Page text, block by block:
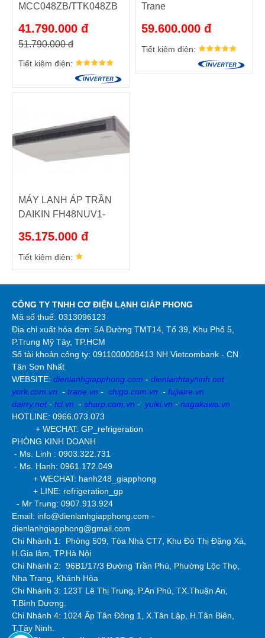
MCC048ZB/TTK048ZB
41.790.000 đ
51.790.000 đ
Tiết kiệm điện:
Trane
59.600.000 đ
Tiết kiệm điện:
MÁY LẠNH ÁP TRẦN
DAIKIN FH48NUV1-
35.175.000 đ
Tiết kiệm điện:
CÔNG TY TNHH CƠ ĐIỆN LẠNH GIÁP PHONG
Mã số thuế: 0313096123
Địa chỉ xuất hóa đơn: 5A Đường TMT14, Tổ 39, Khu Phố 5,
P.Trung Mỹ Tây, TP.HCM
Số tài khoản công ty: 0911000008413 NH Vietcombank - CN
Tân Sơn Nhất
WEBSITE: dienlanhgiapphong.com - dienlanhtayninh.net
york.com.vn - trane.vn - chigo.com.vn - fujiaire.vn
dairry.net- tcl.vn - sharp.com.vn - yuiki.vn - nagakawa.vn
HOTLINE: 0966.073.073
+ WECHAT: GP_refrigeration
PHÒNG KINH DOANH
- Ms. Linh : 0903.322.731
- Ms. Hạnh: 0961.172.049
+ WECHAT: hanh248_giapphong
+ LINE: refrigeration_gp
- Mr Trung: 0907.913.924
Email: info@dienlanhgiapphong.com -
dienlanhgiapphong@gmail.com
Chi Nhánh 1: Phòng 509, Tòa Nhà CT7, Khu Đô Thị Đặng Xá,
H.Gia lâm, TP.Hà Nội
Chi Nhánh 2: 96B1/17/3 Đường Trần Phú, Phường Lộc Thọ,
Nha Trang, Khánh Hòa
Chi Nhánh 3: 123T Lê Thị Trung, P.An Phú, TX.Thuận An,
T.Bình Dương.
Chi Nhánh 4: 1024 Ấp Tân Đông 1, X.Tân Lập, H.Tân Biên,
T.Tây Ninh.